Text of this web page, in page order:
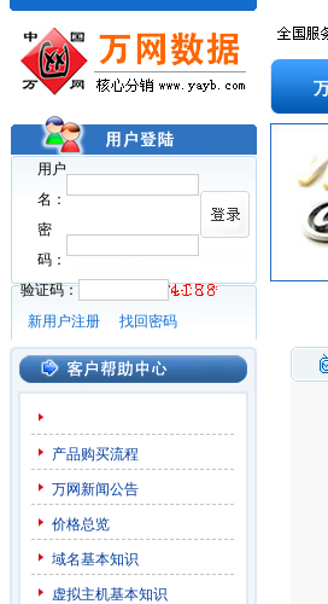
用户
名：
密
码：
验证码：
新用户注册
找回密码
产品购买流程
万网新闻公告
价格总览
域名基本知识
虚拟主机基本知识